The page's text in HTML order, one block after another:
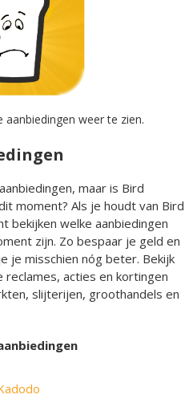
weer te zien.
maar is Bird
moment? Als je houdt van Bird
bekijken welke aanbiedingen
zijn. Zo bespaar je geld en
je misschien nóg beter. Bekijk
acties en kortingen
slijterijen, groothandels en